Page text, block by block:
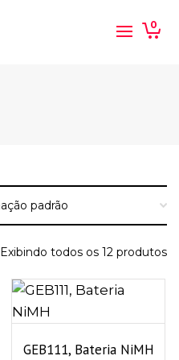
0
Exibindo todos os 12 produtos
GEB111, Bateria NiMH